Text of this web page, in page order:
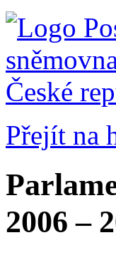
Přejít na
2006 –